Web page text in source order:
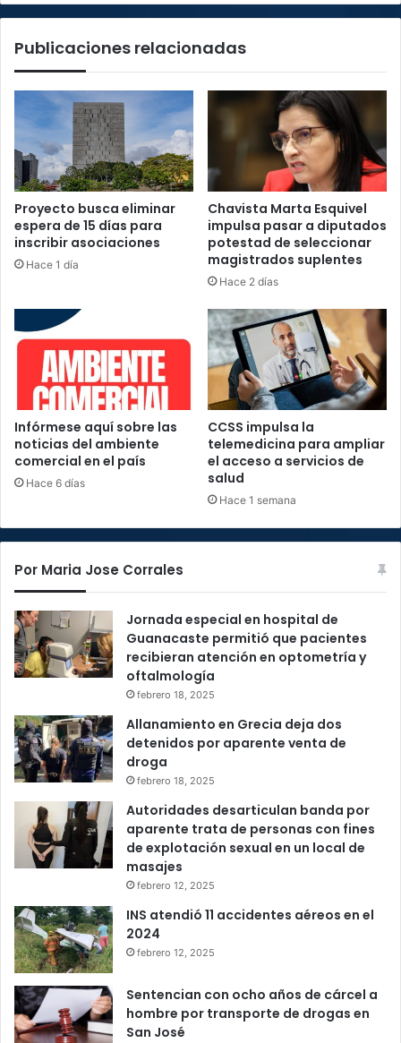
Publicaciones relacionadas
Proyecto busca eliminar
espera de 15 días para
inscribir asociaciones
Hace 1 día
Chavista Marta Esquivel
impulsa pasar a diputados
potestad de seleccionar
magistrados suplentes
Hace 2 días
Infórmese aquí sobre las
noticias del ambiente
comercial en el país
Hace 6 días
CCSS impulsa la
telemedicina para ampliar
el acceso a servicios de
salud
Hace 1 semana
Por Maria Jose Corrales
Jornada especial en hospital de
Guanacaste permitió que pacientes
recibieran atención en optometría y
oftalmología
febrero 18, 2025
Allanamiento en Grecia deja dos
detenidos por aparente venta de
droga
febrero 18, 2025
Autoridades desarticulan banda por
aparente trata de personas con fines
de explotación sexual en un local de
masajes
febrero 12, 2025
INS atendió 11 accidentes aéreos en el
2024
febrero 12, 2025
Sentencian con ocho años de cárcel a
hombre por transporte de drogas en
San José